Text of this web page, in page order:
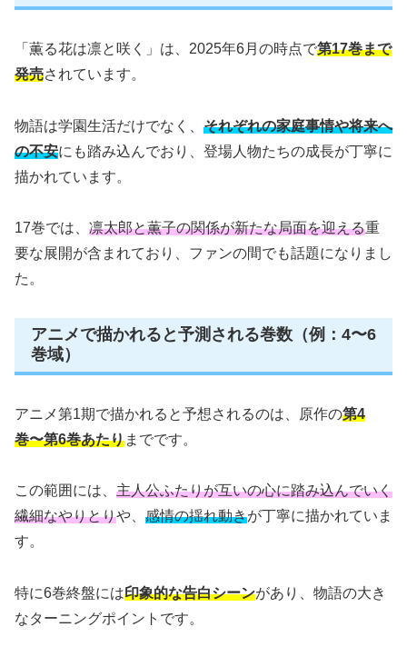
「薫る花は凛と咲く」は、2025年6月の時点で第17巻まで
発売されています。
物語は学園生活だけでなく、 それぞれの家庭事情や将来へ
の不安にも踏み込んでおり、登場人物たちの成長が丁寧に
描かれています。
17巻では、 凛太郎と薫子の関係が新たな局面を迎える重
要な展開が含まれており、ファンの間でも話題になりまし
た。
アニメで描かれると予測される巻数（例：4〜6
巻域）
アニメ第1期で描かれると予想されるのは、原作の第4
巻〜第6巻あたりまでです。
この範囲には、 主人公ふたりが互いの心に踏み込んでいく
繊細なやりとりや、 感情の揺れ動きが丁寧に描かれていま
す。
特に6巻終盤には印象的な告白シーンがあり、物語の大き
なターニングポイントです。